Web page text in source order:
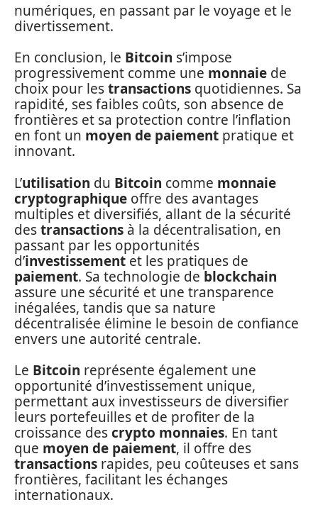
numériques, en passant par le voyage et le
divertissement.
En conclusion, le Bitcoin s’impose
progressivement comme une monnaie de
choix pour lestransactions quotidiennes. Sa
rapidité, ses faibles coûts, son absence de
frontières et sa protection contre l’inflation
en font un moyen de paiement pratique et
innovant.
L’utilisation du Bitcoin comme monnaie
cryptographique offre des avantages
multiples et diversifiés, allant de la sécurité
destransactions à la décentralisation, en
passant par les opportunités
d’investissement et les pratiques de
paiement. Sa technologie de blockchain
assure une sécurité et une transparence
inégalées, tandis que sa nature
décentralisée élimine le besoin de confiance
envers une autorité centrale.
Le Bitcoin représente également une
opportunité d’investissement unique,
permettant aux investisseurs de diversifier
leurs portefeuilles et de profiter de la
croissance descrypto monnaies. En tant
que moyen de paiement, il offre des
transactions rapides, peu coûteuses et sans
frontières, facilitant les échanges
internationaux.